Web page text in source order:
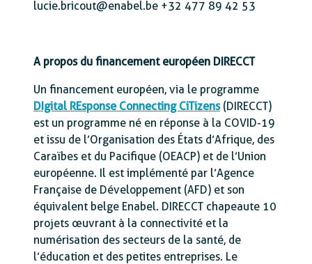
lucie.bricout@enabel.be +32 477 89 42 53
A propos du financement européen DIRECCT
Un financement européen, via le programme
DIgital REsponse Connecting CiTizens(DIRECCT)
est un programme né en réponse à la COVID-19
et issu de l’Organisation des États d’Afrique, des
Caraïbes et du Pacifique (OEACP) et de l’Union
européenne. Il est implémenté par l’Agence
Française de Développement (AFD) et son
équivalent belge Enabel. DIRECCT chapeaute 10
projets œuvrant à la connectivité et la
numérisation des secteurs de la santé, de
l’éducation et des petites entreprises. Le